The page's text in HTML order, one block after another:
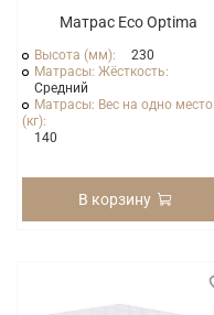
Матрас Eco Optima
Высота (мм):
230
Матрасы: Жёсткость:
Средний
Матрасы: Вес на одно место
(кг):
140
В корзину